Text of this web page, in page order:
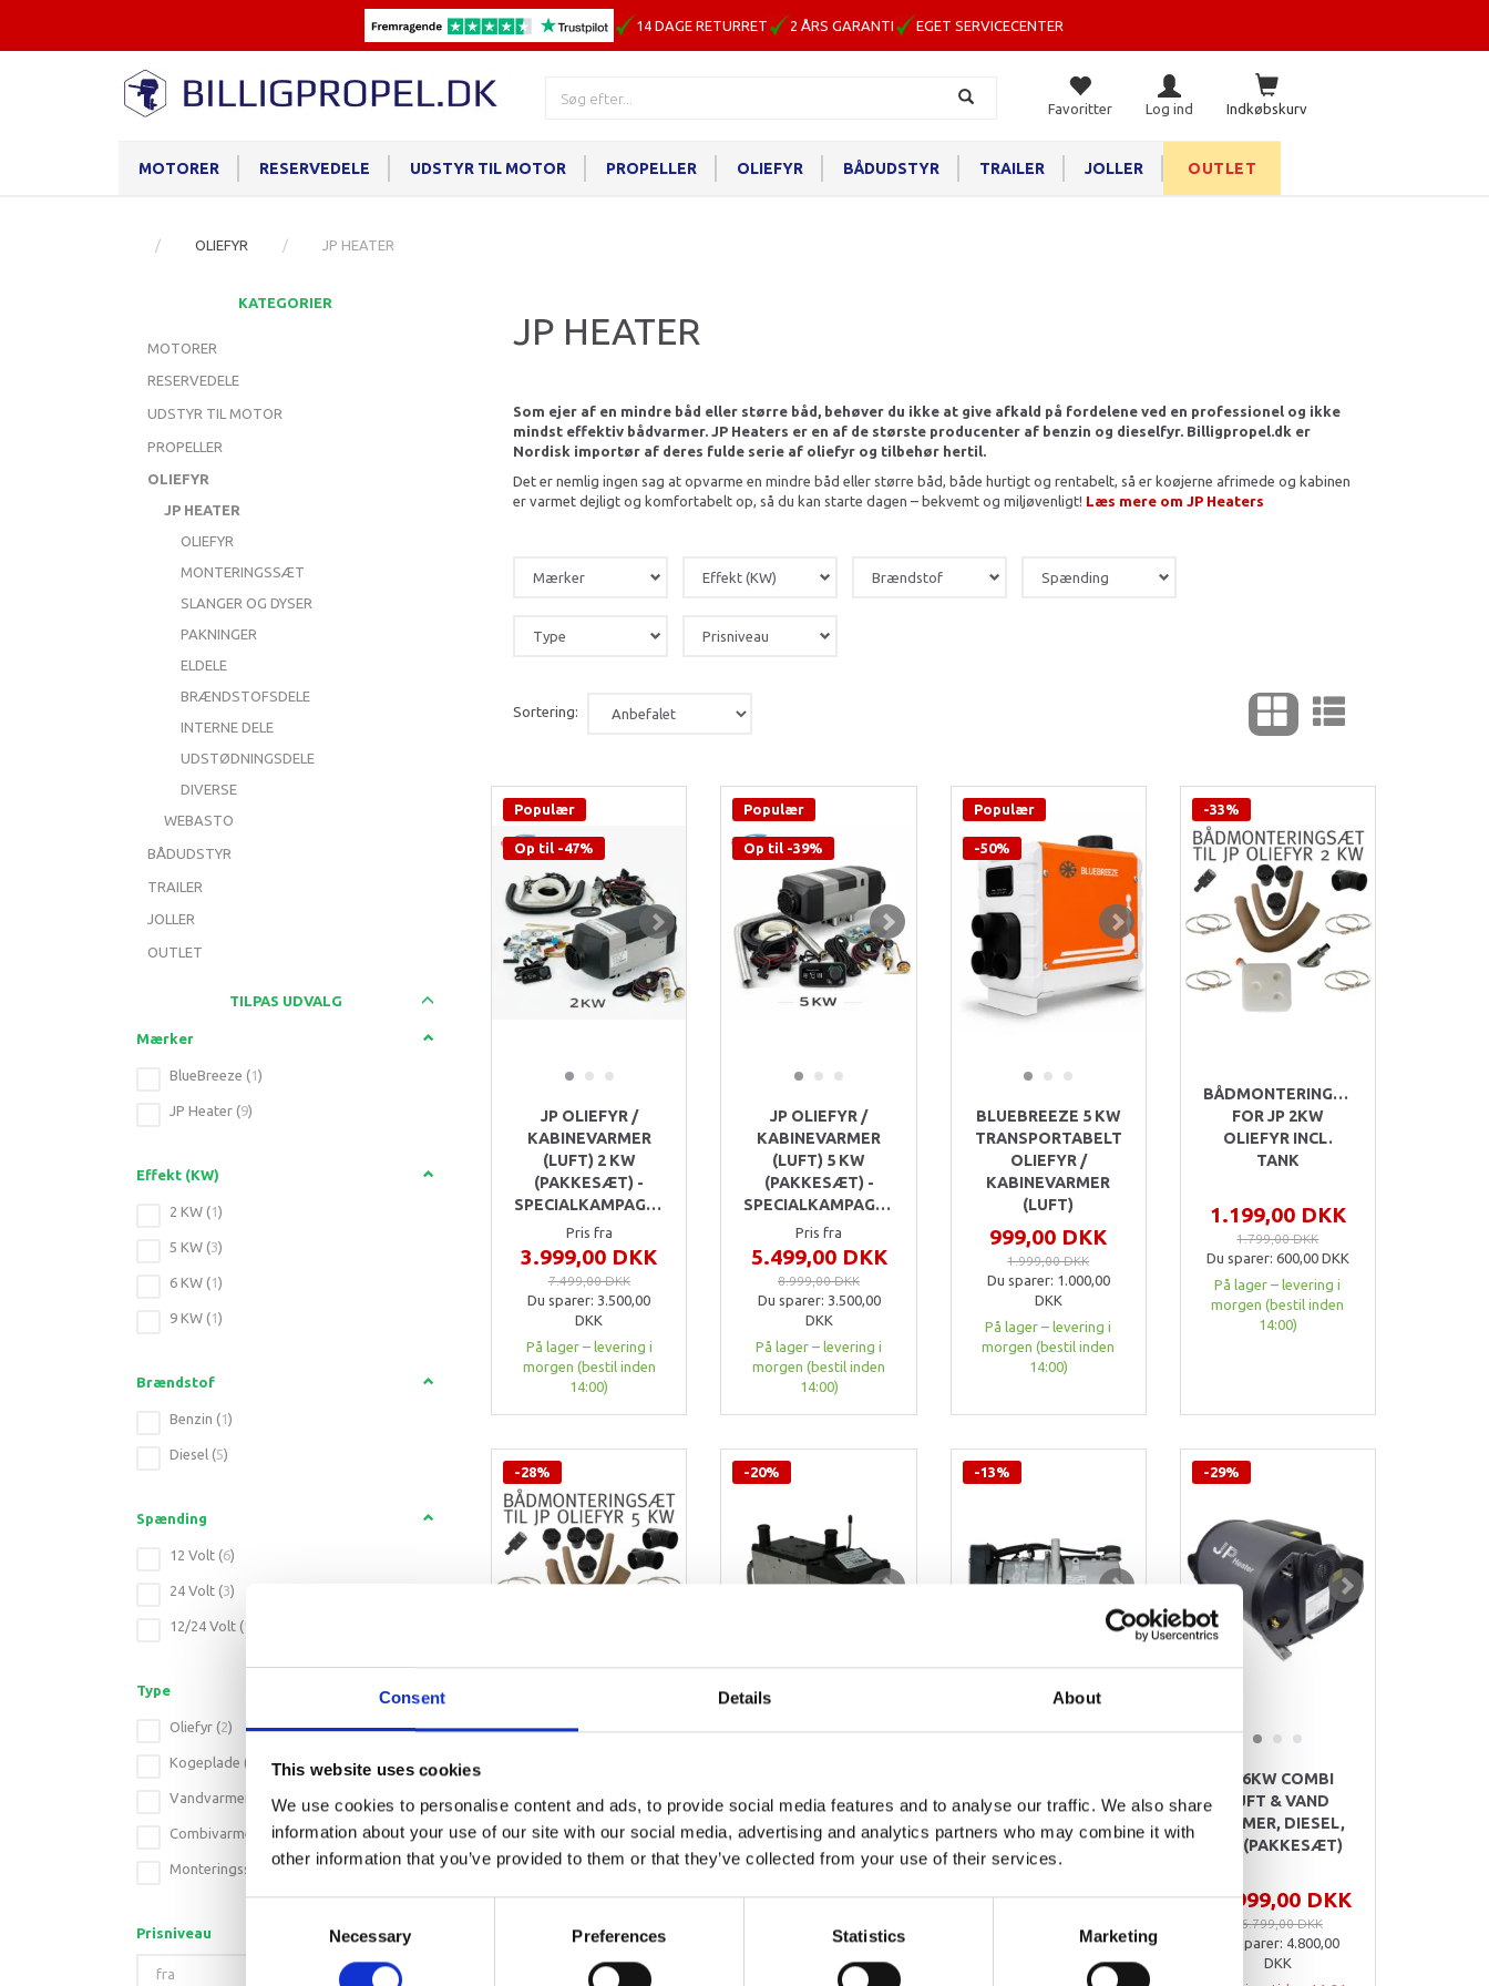
Consent Details About
This website uses cookies
We use cookies to personalise content and ads, to provide social media features and to analyse our traffic. We also share
information about your use of our site with our social media, advertising and analytics partners who may combine it with
other information that you’ve provided to them or that they’ve collected from your use of their services.
Necessary Preferences Statistics Marketing
14 DAGE RETURRET 2 ÅRS GARANTI EGET SERVICECENTER
Indkøbskurv
Favoritter Log ind
MOTORER RESERVEDELE UDSTYR TIL MOTOR PROPELLER OLIEFYR BÅDUDSTYR TRAILER JOLLER OUTLET
OLIEFYR JP HEATER
KATEGORIER
MOTORER
RESERVEDELE
UDSTYR TIL MOTOR
PROPELLER
OLIEFYR
JP HEATER
OLIEFYR
MONTERINGSSÆT
SLANGER OG DYSER
PAKNINGER
ELDELE
BRÆNDSTOFSDELE
INTERNE DELE
UDSTØDNINGSDELE
DIVERSE
WEBASTO
BÅDUDSTYR
TRAILER
JOLLER
OUTLET
TILPAS UDVALG
Mærker
BlueBreeze (1)
JP Heater (9)
Effekt (KW)
2 KW (1)
5 KW (3)
6 KW (1)
9 KW (1)
Brændstof
Benzin (1)
Diesel (5)
Spænding
12 Volt (6)
24 Volt (3)
12/24 Volt (
Type
Oliefyr (2)
Kogeplade (
Vandvarmer
Combivarmer 1)
Monteringssæt (2)
Prisniveau
JP HEATER
Som ejer af en mindre båd eller større båd, behøver du ikke at give afkald på fordelene ved en professionel og ikke
mindst effektiv bådvarmer. JP Heaters er en af de største producenter af benzin og dieselfyr. Billigpropel.dk er
Nordisk importør af deres fulde serie af oliefyr og tilbehør hertil.
Det er nemlig ingen sag at opvarme en mindre båd eller større båd, både hurtigt og rentabelt, så er koøjerne afrimede og kabinen
er varmet dejligt og komfortabelt op, så du kan starte dagen – bekvemt og miljøvenligt! Læs mere om JP Heaters
Mærker Effekt (KW) Brændstof Spænding
Type Prisniveau
Sortering:
Populær
Op til -47%
JP OLIEFYR /
KABINEVARMER
(LUFT) 2 KW
(PAKKESÆT) -
SPECIALKAMPAGNE
Pris fra
3.999,00 DKK
7.499,00 DKK
Du sparer: 3.500,00
DKK
På lager – levering i
morgen (bestil inden
14:00)
Populær
Op til -39%
JP OLIEFYR /
KABINEVARMER
(LUFT) 5 KW
(PAKKESÆT) -
SPECIALKAMPAGNE!
Pris fra
5.499,00 DKK
8.999,00 DKK
Du sparer: 3.500,00
DKK
På lager – levering i
morgen (bestil inden
14:00)
Populær
-50%
BLUEBREEZE 5 KW
TRANSPORTABELT
OLIEFYR /
KABINEVARMER
(LUFT)
999,00 DKK
1.999,00 DKK
Du sparer: 1.000,00
DKK
På lager – levering i
morgen (bestil inden
14:00)
-33%
BÅDMONTERINGSSÆT
FOR JP 2KW
OLIEFYR INCL.
TANK
1.199,00 DKK
1.799,00 DKK
Du sparer: 600,00 DKK
På lager – levering i
morgen (bestil inden
14:00)
-28%
OLIEFYR INCL.
TANK
2.499,00 DKK
På lager – levering i
morgen (bestil inden
-20%
VANDVARMER,
12/24V, DIESEL
(PAKKESÆT)
5.999,00 DKK
1.500,00
-13%
VANDVARMER, 12V,
(PAKKESÆT)
6.999,00 DKK
1.000,00
-29%
JP 6KW COMBI
LUFT & VAND
VARMER, DIESEL,
10L (PAKKESÆT)
11.999,00 DKK
16.799,00 DKK
Du sparer: 4.800,00
DKK